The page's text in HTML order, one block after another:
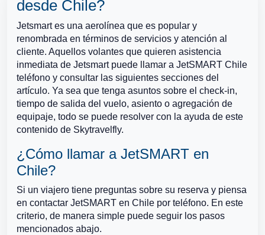
desde Chile?
Jetsmart es una aerolínea que es popular y
renombrada en términos de servicios y atención al
cliente. Aquellos volantes que quieren asistencia
inmediata de Jetsmart puede llamar a JetSMART Chile
teléfono y consultar las siguientes secciones del
artículo. Ya sea que tenga asuntos sobre el check-in,
tiempo de salida del vuelo, asiento o agregación de
equipaje, todo se puede resolver con la ayuda de este
contenido de Skytravelfly.
¿Cómo llamar a JetSMART en
Chile?
Si un viajero tiene preguntas sobre su reserva y piensa
en contactar JetSMART en Chile por teléfono. En este
criterio, de manera simple puede seguir los pasos
mencionados abajo.